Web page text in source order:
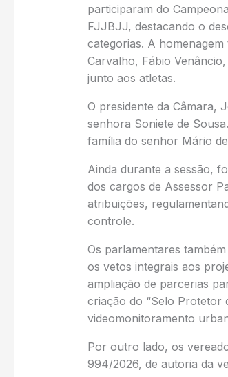
participaram do
FJJBJJ, destacando o
categorias. A
Carvalho, Fábio
junto aos atletas.
O presidente da Câmara,
senhora Soniete de
família do senhor Mário
Ainda durante a sessão,
dos cargos de Assessor
atribuições,
controle.
Os parlamentares
os vetos integrais aos
ampliação de parcerias
criação do “Selo Protetor
videomonitoramento
Por outro lado, os
994/2026, de autoria da